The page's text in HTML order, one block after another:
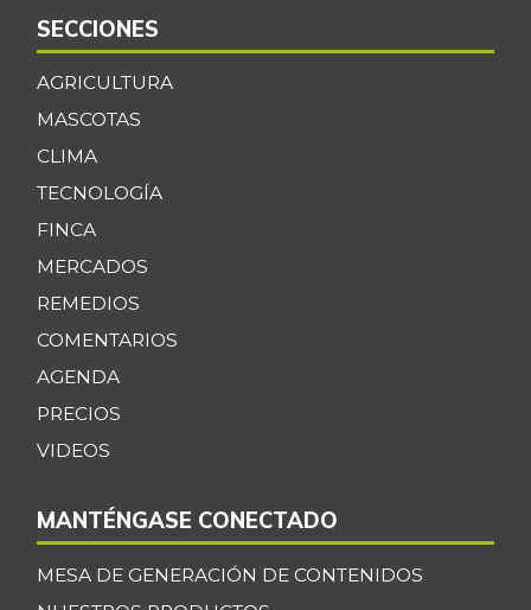
SECCIONES
AGRICULTURA
MASCOTAS
CLIMA
TECNOLOGÍA
FINCA
MERCADOS
REMEDIOS
COMENTARIOS
AGENDA
PRECIOS
VIDEOS
MANTÉNGASE CONECTADO
MESA DE GENERACIÓN DE CONTENIDOS